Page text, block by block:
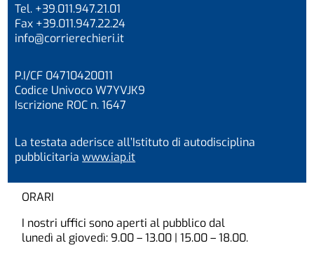
Tel. +39.011.947.21.01
Fax +39.011.947.22.24
info@corrierechieri.it
P.I/CF 04710420011
Codice Univoco W7YVJK9
Iscrizione ROC n. 1647
La testata aderisce all’Istituto di autodisciplina
pubblicitariawww.iap.it
ORARI
I nostri uffici sono aperti al pubblico dal
lunedì al giovedì: 9.00 – 13.00 | 15.00 – 18.00.